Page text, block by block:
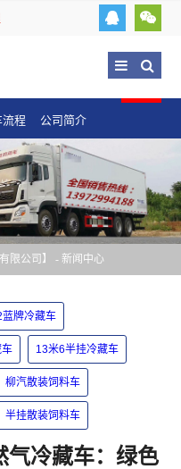
流程 公司简介
限公司】 - 新闻中心
蓝牌冷藏车
13米6半挂冷藏车
柳汽散装饲料车
半挂散装饲料车
气冷藏车：绿色